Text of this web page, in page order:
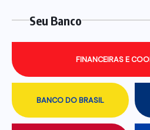
Seu Banco
BANCO DO BRASIL
FINANCEIRAS E